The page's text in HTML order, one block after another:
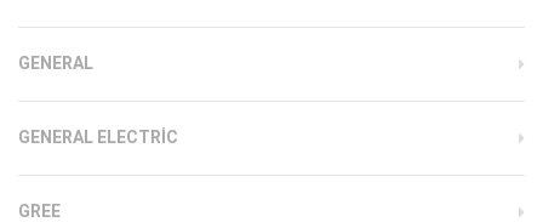
GENERAL
GENERAL ELECTRIC
GREE